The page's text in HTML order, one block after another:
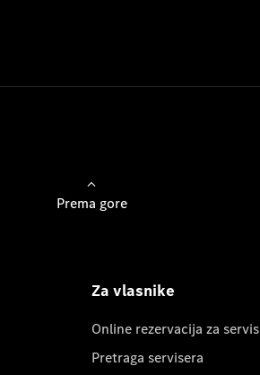
Prema gore
Za vlasnike
Online rezervacija za servis
Pretraga servisera